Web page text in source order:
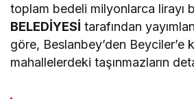
toplam bedeli milyonlarca lirayı
BELEDİYESİ tarafından
göre, Beslanbey’den Beyciler’e
mahallelerdeki taşınmazların